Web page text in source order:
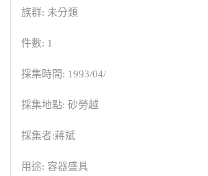
族群: 未分類
件數: 1
採集時間: 1993/04/
採集地點: 砂勞越
採集者:蔣斌
用途: 容器盛具